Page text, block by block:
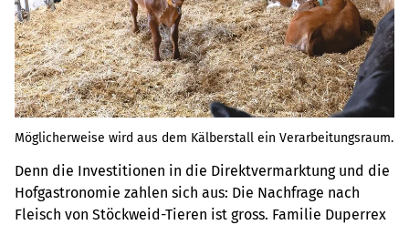
Möglicherweise wird aus dem Kälberstall ein Verarbeitungsraum.
Denn die Investitionen in die Direktvermarktung und die
Hofgastronomie zahlen sich aus: Die Nachfrage nach
Fleisch von Stöckweid-Tieren ist gross. Familie Duperrex